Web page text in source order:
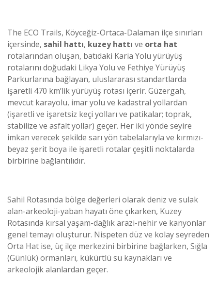
The ECO Trails, Köyceğiz-Ortaca-Dalaman ilçe sınırları
içersinde, sahil hattı, kuzey hattı ve orta hat
rotalarından oluşan, batıdaki Karia Yolu yürüyüş
rotalarını doğudaki Likya Yolu ve Fethiye Yürüyüş
Parkurlarına bağlayan, uluslararası standartlarda
işaretli 470 km’lik yürüyüş rotası içerir. Güzergah,
mevcut karayolu, imar yolu ve kadastral yollardan
(işaretli ve işaretsiz keçi yolları ve patikalar; toprak,
stabilize ve asfalt yollar) geçer. Her iki yönde seyire
imkan verecek şekilde sarı yön tabelalarıyla ve kırmızı-
beyaz şerit boya ile işaretli rotalar çeşitli noktalarda
birbirine bağlantılıdır.
Sahil Rotasında bölge değerleri olarak deniz ve sulak
alan-arkeoloji-yaban hayatı öne çıkarken, Kuzey
Rotasında kırsal yaşam-dağlık arazi-nehir ve kanyonlar
genel temayı oluşturur. Nispeten düz ve kolay seyreden
Orta Hat ise, üç ilçe merkezini birbirine bağlarken, Sığla
(Günlük) ormanları, kükürtlü su kaynakları ve
arkeolojik alanlardan geçer.